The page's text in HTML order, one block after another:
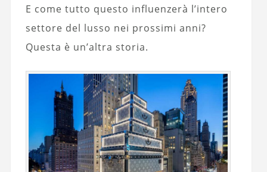
E come tutto questo influenzerà l’intero
settore del lusso nei prossimi anni?
Questa è un’altra storia.